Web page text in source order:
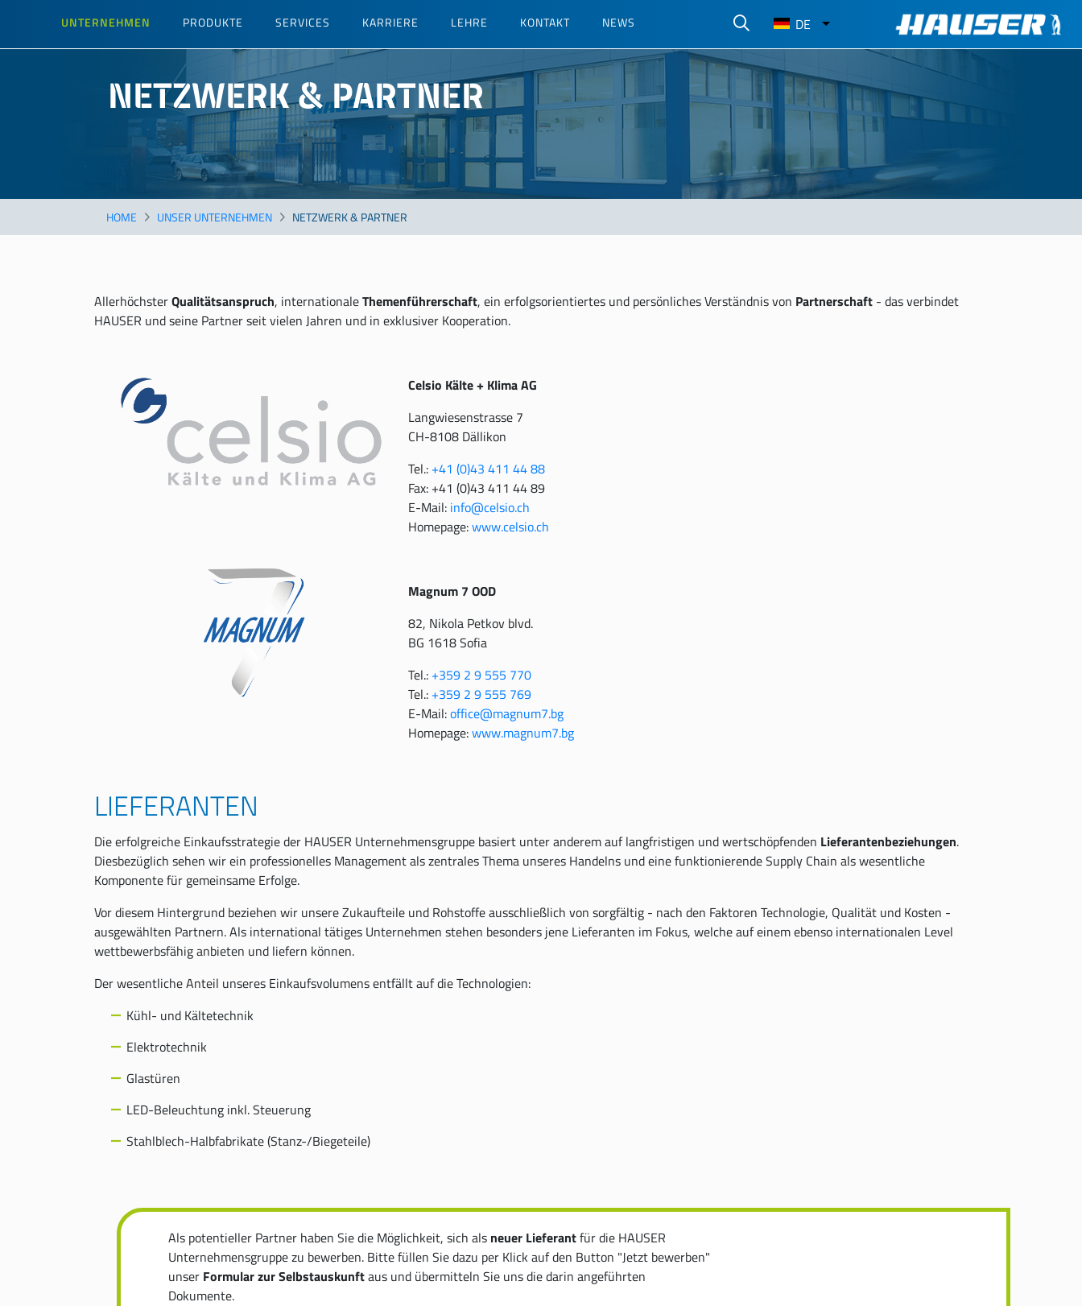
Inhalt
UNTERNEHMEN PRODUKTE SERVICES KARRIERE LEHRE KONTAKT NEWS
Select
your
language
DE
NETZWERK & PARTNER
HOME UNSER UNTERNEHMEN NETZWERK & PARTNER
AllerhöchsterQualitätsanspruch, internationaleThemenführerschaft, ein erfolgsorientiertes und persönliches Verständnis von Partnerschaft - das verbindet
HAUSER und seine Partner seit vielen Jahren und in exklusiver Kooperation.
Celsio Kälte + Klima AG
Langwiesenstrasse 7
CH-8108 Dällikon
Tel.: +41 (0)43 411 44 88
Fax: +41 (0)43 411 44 89
E-Mail: info@celsio.ch
Homepage:www.celsio.ch
Magnum 7 OOD
82, Nikola Petkov blvd.
BG 1618 Sofia
Tel.: +359 2 9 555 770
Tel.: +359 2 9 555 769
E-Mail:office@magnum7.bg
Homepage:www.magnum7.bg
LIEFERANTEN
Die erfolgreiche Einkaufsstrategie der HAUSER Unternehmensgruppe basiert unter anderem auf langfristigen und wertschöpfenden Lieferantenbeziehungen.
Diesbezüglich sehen wir ein professionelles Management als zentrales Thema unseres Handelns und eine funktionierende Supply Chain als wesentliche
Komponente für gemeinsame Erfolge.
Vor diesem Hintergrund beziehen wir unsere Zukaufteile und Rohstoffe ausschließlich von sorgfältig - nach den Faktoren Technologie, Qualität und Kosten -
ausgewählten Partnern. Als international tätiges Unternehmen stehen besonders jene Lieferanten im Fokus, welche auf einem ebenso internationalen Level
wettbewerbsfähig anbieten und liefern können.
Der wesentliche Anteil unseres Einkaufsvolumens entfällt auf die Technologien:
Kühl- und Kältetechnik
Elektrotechnik
Glastüren
LED-Beleuchtung inkl. Steuerung
Stahlblech-Halbfabrikate (Stanz-/Biegeteile)
Als potentieller Partner haben Sie die Möglichkeit, sich als neuer Lieferantfür die HAUSER
Unternehmensgruppe zu bewerben. Bitte füllen Sie dazu per Klick auf den Button "Jetzt bewerben"
unser Formular zur Selbstauskunftaus und übermitteln Sie uns die darin angeführten
Dokumente.